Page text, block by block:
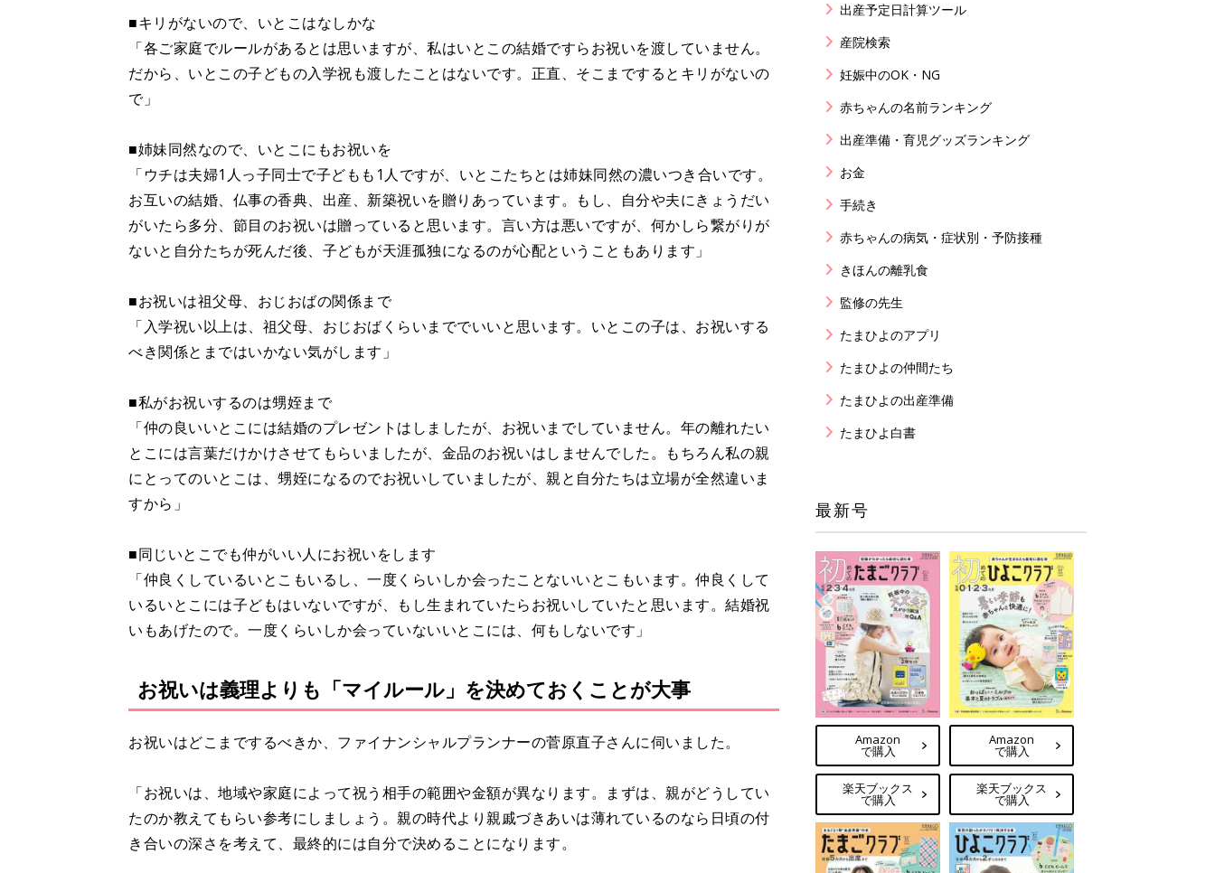
■キリがないので、いとこはなしかな
「各ご家庭でルールがあるとは思いますが、私はいとこの結婚ですらお祝いを渡していません。
だから、いとこの子どもの入学祝も渡したことはないです。正直、そこまでするとキリがないの
で」
■姉妹同然なので、いとこにもお祝いを
「ウチは夫婦1人っ子同士で子どもも1人ですが、いとこたちとは姉妹同然の濃いつき合いです。
お互いの結婚、仏事の香典、出産、新築祝いを贈りあっています。もし、自分や夫にきょうだい
がいたら多分、節目のお祝いは贈っていると思います。言い方は悪いですが、何かしら繋がりが
ないと自分たちが死んだ後、子どもが天涯孤独になるのが心配ということもあります」
■お祝いは祖父母、おじおばの関係まで
「入学祝い以上は、祖父母、おじおばくらいまででいいと思います。いとこの子は、お祝いする
べき関係とまではいかない気がします」
■私がお祝いするのは甥姪まで
「仲の良いいとこには結婚のプレゼントはしましたが、お祝いまでしていません。年の離れたい
とこには言葉だけかけさせてもらいましたが、金品のお祝いはしませんでした。もちろん私の親
にとってのいとこは、甥姪になるのでお祝いしていましたが、親と自分たちは立場が全然違いま
すから」
■同じいとこでも仲がいい人にお祝いをします
「仲良くしているいとこもいるし、一度くらいしか会ったことないいとこもいます。仲良くして
いるいとこには子どもはいないですが、もし生まれていたらお祝いしていたと思います。結婚祝
いもあげたので。一度くらいしか会っていないいとこには、何もしないです」
お祝いは義理よりも「マイルール」を決めておくことが大事
お祝いはどこまでするべきか、ファイナンシャルプランナーの菅原直子さんに伺いました。
「お祝いは、地域や家庭によって祝う相手の範囲や金額が異なります。まずは、親がどうしてい
たのか教えてもらい参考にしましょう。親の時代より親戚づきあいは薄れているのなら日頃の付
き合いの深さを考えて、最終的には自分で決めることになります。
出産予定日計算ツール
産院検索
妊娠中のOK・NG
赤ちゃんの名前ランキング
出産準備・育児グッズランキング
お金
手続き
赤ちゃんの病気・症状別・予防接種
きほんの離乳食
監修の先生
たまひよのアプリ
たまひよの仲間たち
たまひよの出産準備
たまひよ白書
最新号
Amazon
で購入
楽天ブックス
で購入
Amazon
で購入
楽天ブックス
で購入